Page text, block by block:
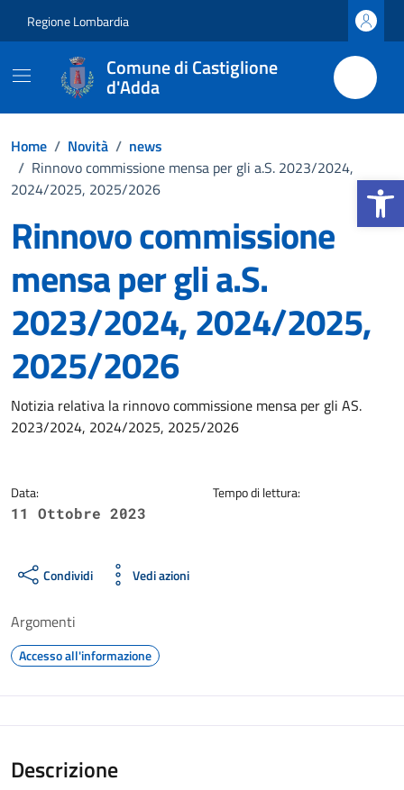
Apri la
Regione Lombardia
Comune di Castiglione
d'Adda
Home / Novità / news
/ Rinnovo commissione mensa per gli a.S. 2023/2024,
2024/2025, 2025/2026
Rinnovo commissione
mensa per gli a.S.
2023/2024, 2024/2025,
2025/2026
Dettagli della notizia
Notizia relativa la rinnovo commissione mensa per gli AS.
2023/2024, 2024/2025, 2025/2026
Data:
11 Ottobre 2023
Tempo di lettura:
Condividi Vedi azioni
Argomenti
Accesso all'informazione
Descrizione